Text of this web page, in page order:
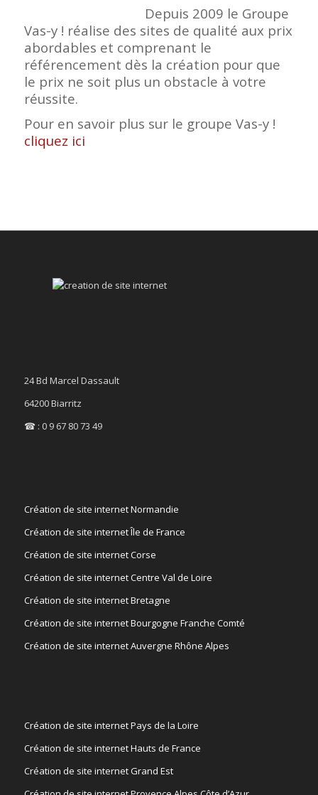
Depuis 2009 le Groupe
Vas-y ! réalise des sites de qualité aux prix
abordables et comprenant le
référencement dès la création pour que
le prix ne soit plus un obstacle à votre
réussite.
Pour en savoir plus sur le groupe Vas-y !
cliquez ici
24 Bd Marcel Dassault
64200 Biarritz
☎ : 0 9 67 80 73 49
Création de site internet Normandie
Création de site internet Île de France
Création de site internet Corse
Création de site internet Centre Val de Loire
Création de site internet Bretagne
Création de site internet Bourgogne Franche Comté
Création de site internet Auvergne Rhône Alpes
Création de site internet Pays de la Loire
Création de site internet Hauts de France
Création de site internet Grand Est